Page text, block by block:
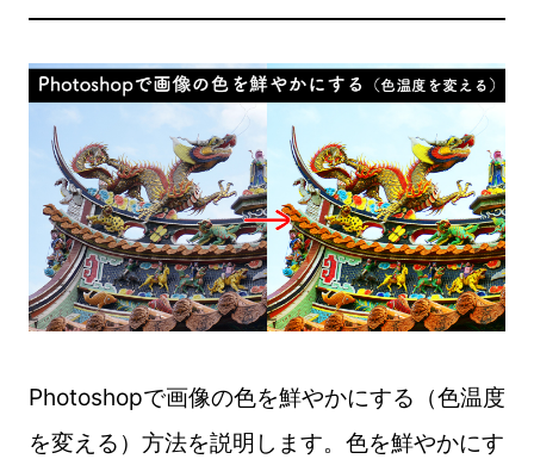
Photoshopで画像の色を鮮やかにする（色温度
を変える）方法を説明します。色を鮮やかにす